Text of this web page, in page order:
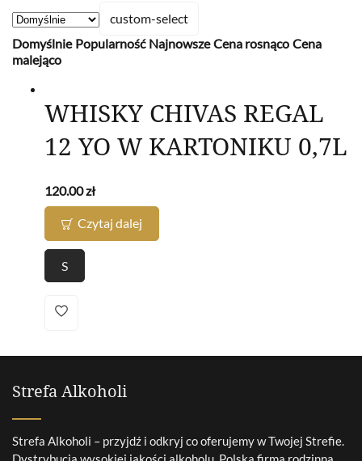
custom-select
Domyślnie Popularność Najnowsze Cena rosnąco Cena
malejąco
WHISKY CHIVAS REGAL
12 YO W KARTONIKU 0,7L
120.00zł
Czytaj dalej
S
Strefa Alkoholi
Strefa Alkoholi – przyjdź i odkryj co oferujemy w Twojej Strefie.